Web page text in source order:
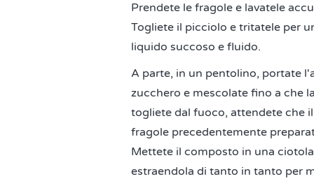
Prendete le fragole e lavatele
Togliete il picciolo e tritatele per
liquido succoso e fluido.
A parte, in un pentolino, portate
zucchero e mescolate fino a che
togliete dal fuoco, attendete che
fragole precedentemente
Mettete il composto in una
estraendola di tanto in tanto per